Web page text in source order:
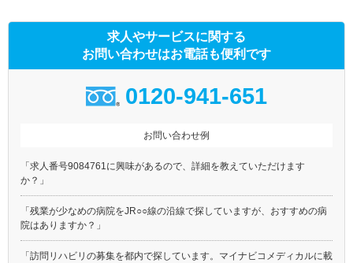
求人やサービスに関する
お問い合わせはお電話も便利です
0120-941-651
お問い合わせ例
「求人番号9084761に興味があるので、詳細を教えていただけます
か？」
「残業が少なめの病院をJR○○線の沿線で探していますが、おすすめの病
院はありますか？」
「訪問リハビリの募集を都内で探しています。マイナビコメディカルに載